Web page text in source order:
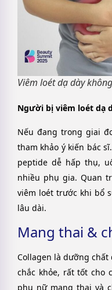
Viêm loét dạ dày
Người bị viêm loét dạ
Nếu đang trong giai
tham khảo ý kiến bác
peptide dễ hấp thụ,
nhiều phụ gia. Quan
viêm loét trước khi bổ
lâu dài.
Mang thai &
Collagen là dưỡng
chắc khỏe, rất tốt cho
phụ nữ mang thai và